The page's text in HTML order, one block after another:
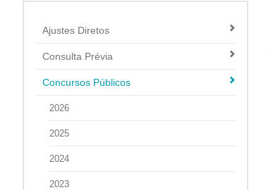
Ajustes Diretos
Consulta Prévia
Concursos Públicos
2026
2025
2024
2023